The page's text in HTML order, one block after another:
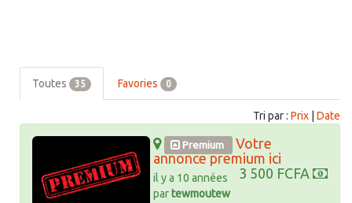
Toutes 35 Favories 0
Tri par : Prix Date
Premium
Votre
annonce premium ici
3 500 FCFA
il y a 10 années
partewmoutew